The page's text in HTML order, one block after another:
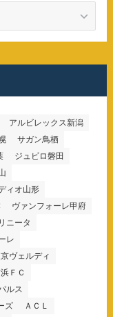
アルビレックス新潟
サガン鳥栖
ジュビロ磐田
ィオ山形
ヴァンフォーレ甲府
ニータ
レ
ヴェルディ
ＦＣ
ルス
ズ
ＡＣＬ